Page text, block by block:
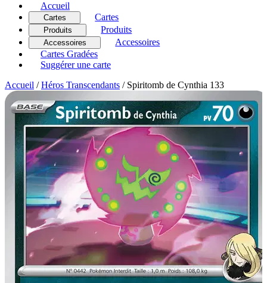
Accueil
Cartes Cartes
Produits Produits
Accessoires
Accessoires
Cartes Gradées
Suggérer une carte
Accueil / Héros Transcendants / Spiritomb de Cynthia 133